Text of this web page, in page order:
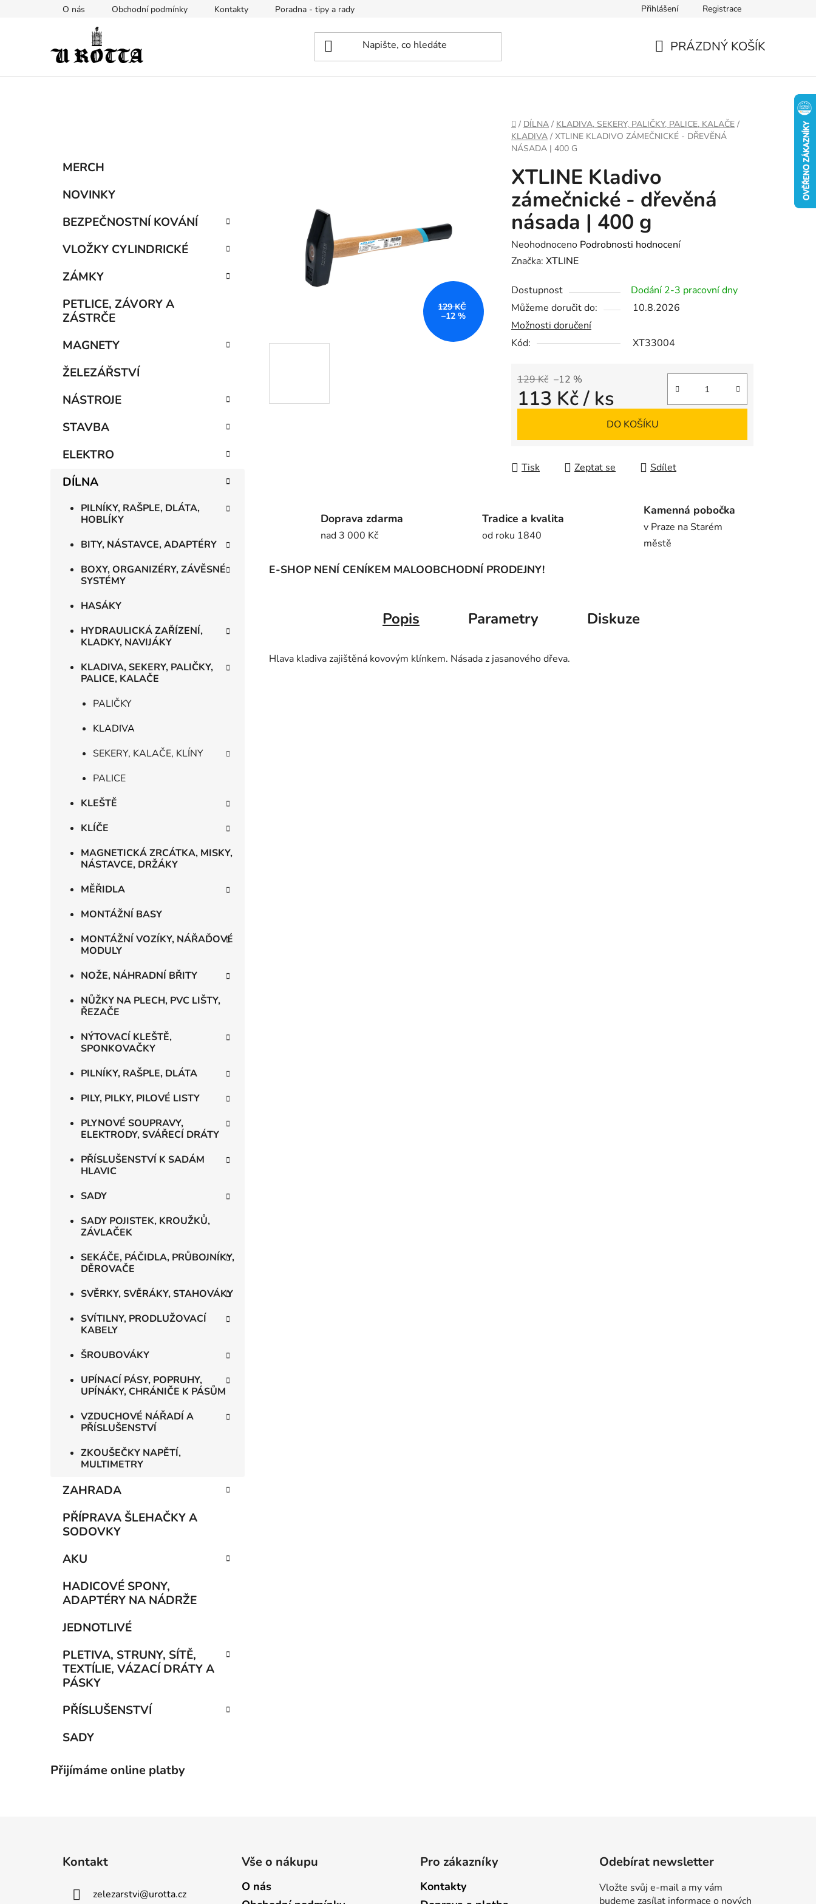
O nás Obchodní podmínky Kontakty Poradna - tipy a rady Přihlášení Registrace
PRÁZDNÝ KOŠÍK
DOMŮ
/ DÍLNA / KLADIVA, SEKERY, PALIČKY, PALICE, KALAČE /
KLADIVA / XTLINE KLADIVO ZÁMEČNICKÉ - DŘEVĚNÁ
NÁSADA | 400 G
Přeskočit
kategorie
MERCH
NOVINKY
BEZPEČNOSTNÍ KOVÁNÍ
VLOŽKY CYLINDRICKÉ
ZÁMKY
PETLICE, ZÁVORY A
ZÁSTRČE
MAGNETY
ŽELEZÁŘSTVÍ
NÁSTROJE
STAVBA
ELEKTRO
DÍLNA
PILNÍKY, RAŠPLE, DLÁTA,
HOBLÍKY
BITY, NÁSTAVCE, ADAPTÉRY
BOXY, ORGANIZÉRY, ZÁVĚSNÉ
SYSTÉMY
HASÁKY
HYDRAULICKÁ ZAŘÍZENÍ,
KLADKY, NAVIJÁKY
KLADIVA, SEKERY, PALIČKY,
PALICE, KALAČE
PALIČKY
KLADIVA
SEKERY, KALAČE, KLÍNY
PALICE
KLEŠTĚ
KLÍČE
MAGNETICKÁ ZRCÁTKA, MISKY,
NÁSTAVCE, DRŽÁKY
MĚŘIDLA
MONTÁŽNÍ BASY
MONTÁŽNÍ VOZÍKY, NÁŘAĎOVÉ
MODULY
NOŽE, NÁHRADNÍ BŘITY
NŮŽKY NA PLECH, PVC LIŠTY,
ŘEZAČE
NÝTOVACÍ KLEŠTĚ,
SPONKOVAČKY
PILNÍKY, RAŠPLE, DLÁTA
PILY, PILKY, PILOVÉ LISTY
PLYNOVÉ SOUPRAVY,
ELEKTRODY, SVÁŘECÍ DRÁTY
PŘÍSLUŠENSTVÍ K SADÁM
HLAVIC
SADY
SADY POJISTEK, KROUŽKŮ,
ZÁVLAČEK
SEKÁČE, PÁČIDLA, PRŮBOJNÍKY,
DĚROVAČE
SVĚRKY, SVĚRÁKY, STAHOVÁKY
SVÍTILNY, PRODLUŽOVACÍ
KABELY
ŠROUBOVÁKY
UPÍNACÍ PÁSY, POPRUHY,
UPÍNÁKY, CHRÁNIČE K PÁSŮM
VZDUCHOVÉ NÁŘADÍ A
PŘÍSLUŠENSTVÍ
ZKOUŠEČKY NAPĚTÍ,
MULTIMETRY
ZAHRADA
PŘÍPRAVA ŠLEHAČKY A
SODOVKY
AKU
HADICOVÉ SPONY,
ADAPTÉRY NA NÁDRŽE
JEDNOTLIVÉ
PLETIVA, STRUNY, SÍTĚ,
TEXTÍLIE, VÁZACÍ DRÁTY A
PÁSKY
PŘÍSLUŠENSTVÍ
SADY
Přijímáme online platby
XTLINE Kladivo
zámečnické - dřevěná
násada | 400 g
Průměrné
hodnocení
je
0,0
z
5
Neohodnoceno Podrobnosti hodnocení
Značka: XTLINE
Dostupnost
Dodání 2-3 pracovní dny
Můžeme doručit do:
10.8.2026
Možnosti doručení
Kód:
XT33004
129 Kč –12 %
113 Kč/ ks
DO KOŠÍKU
Tisk Zeptat se Sdílet
129 KČ
–12 %
Doprava zdarma
nad 3 000 Kč
Tradice a kvalita
od roku 1840
Kamenná pobočka
v Praze na Starém
městě
E-SHOP NENÍ CENÍKEM MALOOBCHODNÍ PRODEJNY!
Popis Parametry Diskuze
Hlava kladiva zajištěná kovovým klínkem. Násada z jasanového dřeva.
Kontakt
zelezarstvi@urotta.cz
Vše o nákupu
O nás
Pro zákazníky
Kontakty
Odebírat newsletter
Vložte svůj e-mail a my vám
budeme zasílat informace o nových